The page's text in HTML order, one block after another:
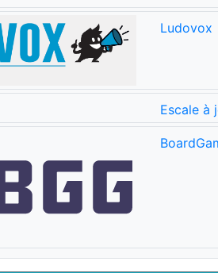
Ludovox
Escale à